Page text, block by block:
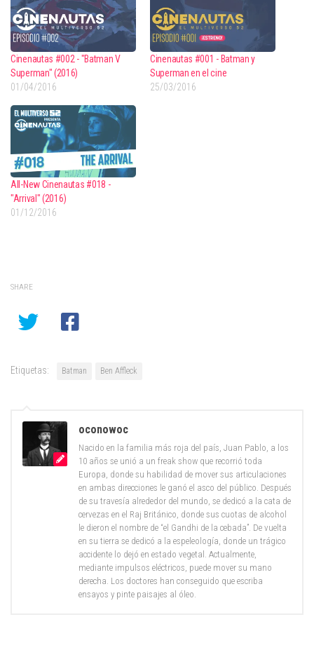
Cinenautas #002 - "Batman V
Superman" (2016)
01/04/2016
Cinenautas #001 - Batman y
Superman en el cine
25/03/2016
All-New Cinenautas #018 -
"Arrival" (2016)
01/12/2016
SHARE
Etiquetas: Batman Ben Affleck
oconowoc
Nacido en la familia más roja del país, Juan Pablo, a los
10 años se unió a un freak show que recorrió toda
Europa, donde su habilidad de mover sus articulaciones
en ambas direcciones le ganó el asco del público. Después
de su travesía alrededor del mundo, se dedicó a la cata de
cervezas en el Raj Británico, donde sus cuotas de alcohol
le dieron el nombre de “el Gandhi de la cebada”. De vuelta
en su tierra se dedicó a la espeleología, donde un trágico
accidente lo dejó en estado vegetal. Actualmente,
mediante impulsos eléctricos, puede mover su mano
derecha. Los doctores han conseguido que escriba
ensayos y pinte paisajes al óleo.